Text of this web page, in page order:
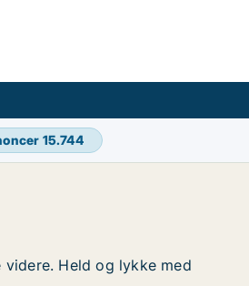
15.744
Held og lykke med